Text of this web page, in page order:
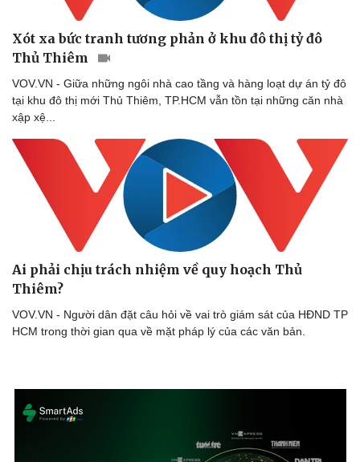
Xót xa bức tranh tương phản ở khu đô thị tỷ đô
Thủ Thiêm
VOV.VN - Giữa những ngôi nhà cao tầng và hàng loạt dự án tỷ đô
tại khu đô thị mới Thủ Thiêm, TP.HCM vẫn tồn tại những căn nhà
xập xệ...
Ai phải chịu trách nhiệm về quy hoạch Thủ
Thiêm?
VOV.VN - Người dân đặt câu hỏi về vai trò giám sát của HĐND TP
HCM trong thời gian qua về mặt pháp lý của các văn bản.